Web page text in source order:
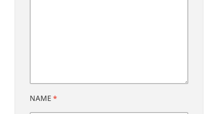
NAME *